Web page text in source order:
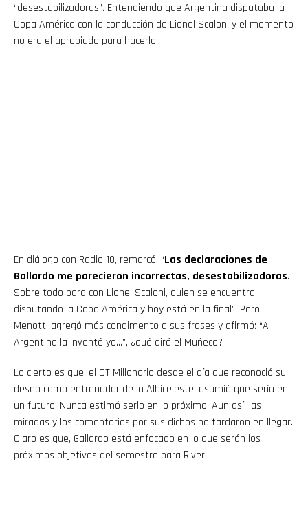
“desestabilizadoras”. Entendiendo que Argentina disputaba la
Copa América con la conducción de Lionel Scaloni y el momento
no era el apropiado para hacerlo.
En diálogo con Radio 10, remarcó: “Las declaraciones de
Gallardo me parecieron incorrectas, desestabilizadoras.
Sobre todo para con Lionel Scaloni, quien se encuentra
disputando la Copa América y hoy está en la final”. Pero
Menotti agregó más condimento a sus frases y afirmó: “A
Argentina la inventé yo…”, ¿qué dirá el Muñeco?
Lo cierto es que, el DT Millonario desde el día que reconoció su
deseo como entrenador de la Albiceleste, asumió que sería en
un futuro. Nunca estimó serlo en lo próximo. Aun así, las
miradas y los comentarios por sus dichos no tardaron en llegar.
Claro es que, Gallardo está enfocado en lo que serán los
próximos objetivos del semestre para River.